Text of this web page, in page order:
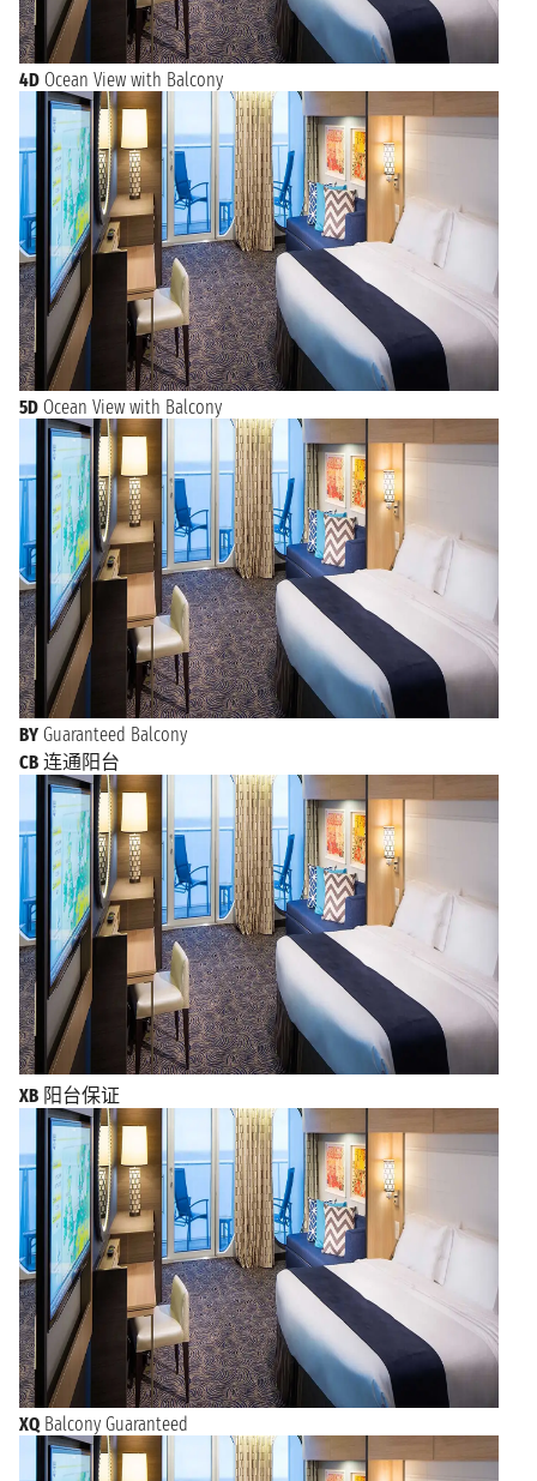
4D Ocean View with Balcony
5D Ocean View with Balcony
BY Guaranteed Balcony
CB 连通阳台
XB 阳台保证
XQ Balcony Guaranteed